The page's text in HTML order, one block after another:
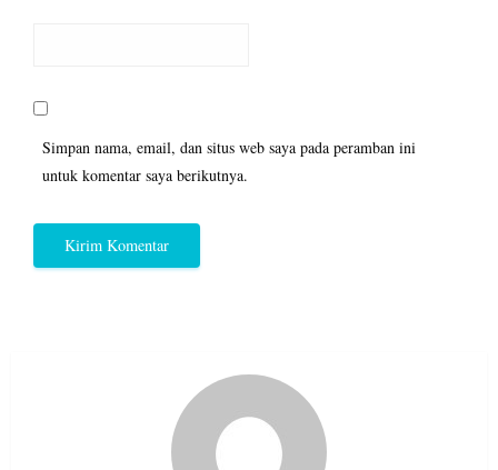
Simpan nama, email, dan situs web saya pada peramban ini
untuk komentar saya berikutnya.